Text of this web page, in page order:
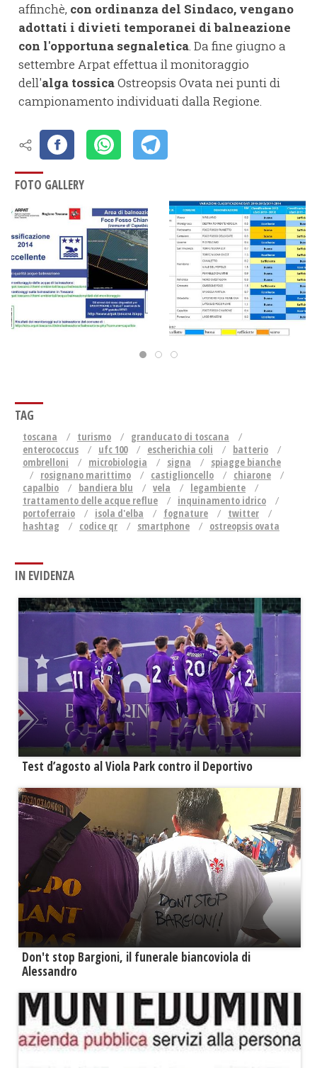
affinchè, con ordinanza del Sindaco, vengano
adottati i divieti temporanei di balneazione
con l'opportuna segnaletica. Da fine giugno a
settembre Arpat effettua il monitoraggio
dell'alga tossicaOstreopsis Ovata nei punti di
campionamento individuati dalla Regione.
FOTO GALLERY
TAG
toscana turismo
granducato di toscana
enterococcus
ufc 100 escherichia coli
batterio
ombrelloni
microbiologia signa
spiagge bianche
rosignano marittimo
castiglioncello
chiarone
capalbio
bandiera blu vela
legambiente
trattamento delle acque reflue
inquinamento idrico
portoferraio
isola d'elba fognature
twitter
hashtag
codice qr smartphone ostreopsis ovata
IN EVIDENZA
Test d’agosto al Viola Park contro il Deportivo
Don't stop Bargioni, il funerale biancoviola di
Alessandro